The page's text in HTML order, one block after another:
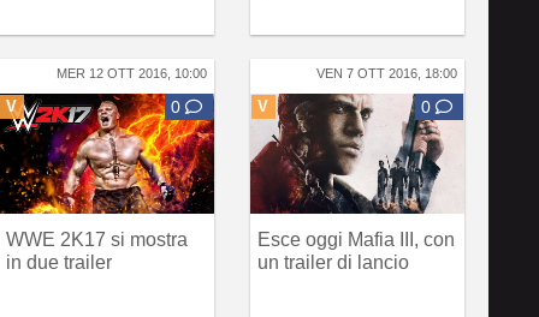
MER 12 OTT 2016, 10:00
V 0
WWE 2K17 si mostra
in due trailer
VEN 7 OTT 2016, 18:00
V 0
Esce oggi Mafia III, con
un trailer di lancio